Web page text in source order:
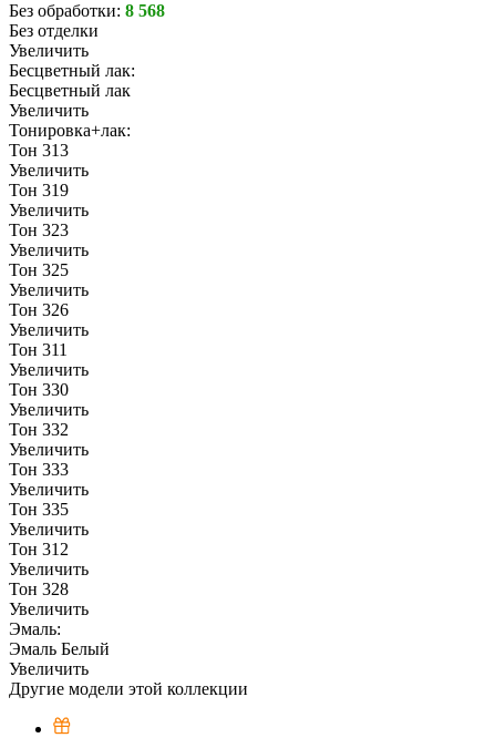
Без обработки: 8 568
Без отделки
Увеличить
Бесцветный лак:
Бесцветный лак
Увеличить
Тонировка+лак:
Тон 313
Увеличить
Тон 319
Увеличить
Тон 323
Увеличить
Тон 325
Увеличить
Тон 326
Увеличить
Тон 311
Увеличить
Тон 330
Увеличить
Тон 332
Увеличить
Тон 333
Увеличить
Тон 335
Увеличить
Тон 312
Увеличить
Тон 328
Увеличить
Эмаль:
Эмаль Белый
Увеличить
Другие модели этой коллекции